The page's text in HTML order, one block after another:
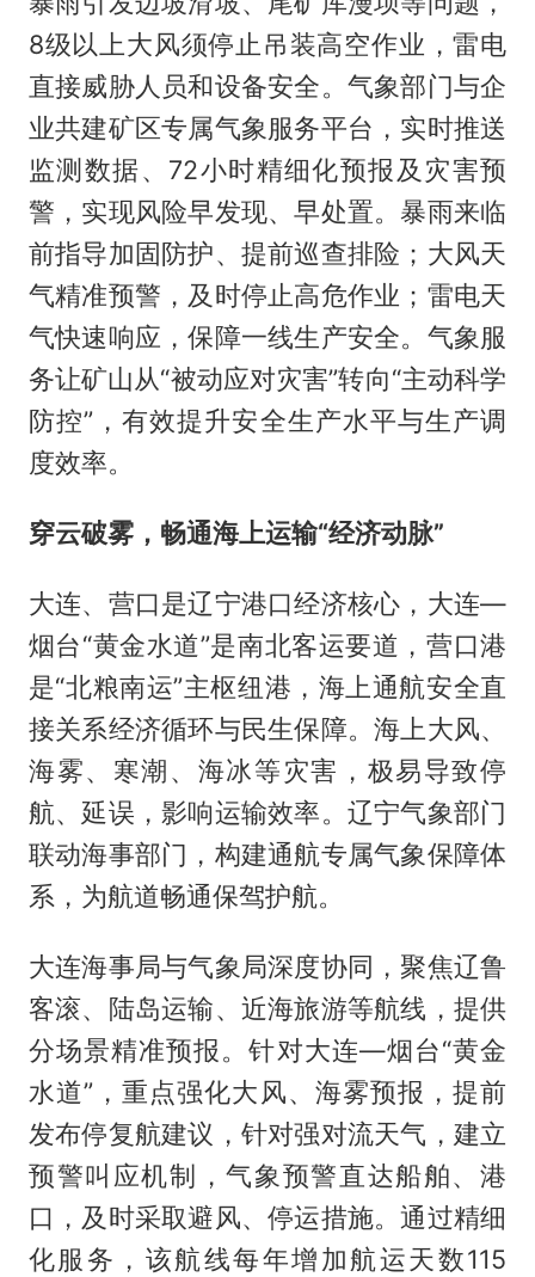
8级以上大风须停止吊装高空作业，雷电
直接威胁人员和设备安全。气象部门与企
业共建矿区专属气象服务平台，实时推送
监测数据、72小时精细化预报及灾害预
警，实现风险早发现、早处置。暴雨来临
前指导加固防护、提前巡查排险；大风天
气精准预警，及时停止高危作业；雷电天
气快速响应，保障一线生产安全。气象服
务让矿山从“被动应对灾害”转向“主动科学
防控”，有效提升安全生产水平与生产调
度效率。
穿云破雾，畅通海上运输“经济动脉”
大连、营口是辽宁港口经济核心，大连—
烟台“黄金水道”是南北客运要道，营口港
是“北粮南运”主枢纽港，海上通航安全直
接关系经济循环与民生保障。海上大风、
海雾、寒潮、海冰等灾害，极易导致停
航、延误，影响运输效率。辽宁气象部门
联动海事部门，构建通航专属气象保障体
系，为航道畅通保驾护航。
大连海事局与气象局深度协同，聚焦辽鲁
客滚、陆岛运输、近海旅游等航线，提供
分场景精准预报。针对大连—烟台“黄金
水道”，重点强化大风、海雾预报，提前
发布停复航建议，针对强对流天气，建立
预警叫应机制，气象预警直达船舶、港
口，及时采取避风、停运措施。通过精细
化服务，该航线每年增加航运天数115